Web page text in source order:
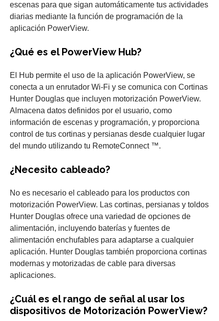
escenas para que sigan automáticamente tus actividades
diarias mediante la función de programación de la
aplicación PowerView.
¿Qué es el PowerView Hub?
El Hub permite el uso de la aplicación PowerView, se
conecta a un enrutador Wi-Fi y se comunica con Cortinas
Hunter Douglas que incluyen motorización PowerView.
Almacena datos definidos por el usuario, como
información de escenas y programación, y proporciona
control de tus cortinas y persianas desde cualquier lugar
del mundo utilizando tu RemoteConnect ™.
¿Necesito cableado?
No es necesario el cableado para los productos con
motorización PowerView. Las cortinas, persianas y toldos
Hunter Douglas ofrece una variedad de opciones de
alimentación, incluyendo baterías y fuentes de
alimentación enchufables para adaptarse a cualquier
aplicación. Hunter Douglas también proporciona cortinas
modernas y motorizadas de cable para diversas
aplicaciones.
¿Cuál es el rango de señal al usar los
dispositivos de Motorización PowerView?